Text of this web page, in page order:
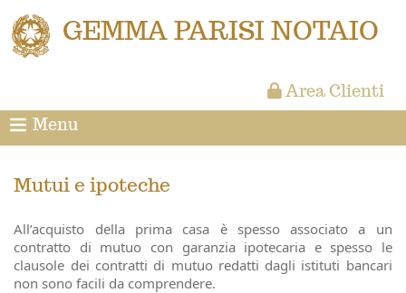
GEMMA PARISI NOTAIO
Area Clienti
Menu
Mutui e ipoteche
All’acquisto della prima casa è spesso associato a un
contratto di mutuo con garanzia ipotecaria e spesso le
clausole dei contratti di mutuo redatti dagli istituti bancari
non sono facili da comprendere.